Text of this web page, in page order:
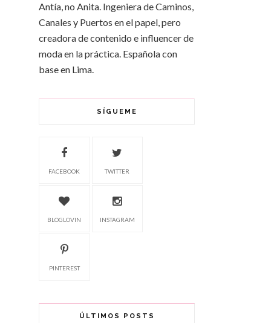
Antía, no Anita. Ingeniera de Caminos,
Canales y Puertos en el papel, pero
creadora de contenido e influencer de
moda en la práctica. Española con
base en Lima.
SÍGUEME
FACEBOOK TWITTER
BLOGLOVIN INSTAGRAM
PINTEREST
ÚLTIMOS POSTS